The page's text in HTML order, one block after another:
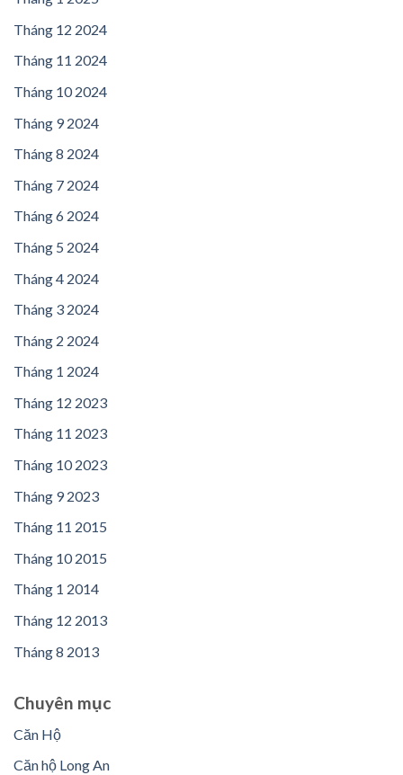
Tháng 12 2024
Tháng 11 2024
Tháng 10 2024
Tháng 9 2024
Tháng 8 2024
Tháng 7 2024
Tháng 6 2024
Tháng 5 2024
Tháng 4 2024
Tháng 3 2024
Tháng 2 2024
Tháng 1 2024
Tháng 12 2023
Tháng 11 2023
Tháng 10 2023
Tháng 9 2023
Tháng 11 2015
Tháng 10 2015
Tháng 1 2014
Tháng 12 2013
Tháng 8 2013
Chuyên mục
Căn Hộ
Căn hộ Long An